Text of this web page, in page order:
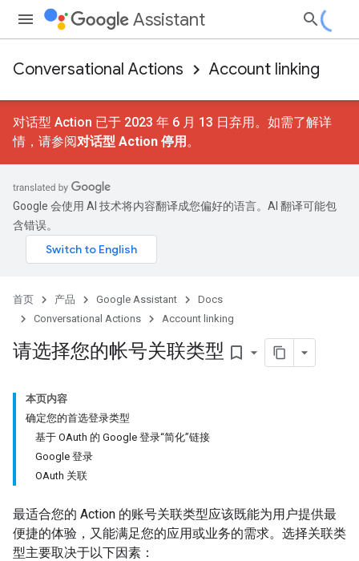
Assistant
Conversational Actions Account linking
对话型 Action 已于 2023 年 6 月 13 日弃用。如需了解详
情，请参阅对话型 Action 停用 。
Google 会使用 AI 技术将内容翻译成您偏好的语言。AI 翻译可能包
含错误。
首页 产品 Google Assistant
Docs
Conversational Actions
Account linking
请选择您的帐号关联类型 bookmark_border
本页内容
确定您的首选登录类型
基于 OAuth 的 Google 登录“简化”链接
Google 登录
OAuth 关联
最适合您的 Action 的账号关联类型应该既能为用户提供最
便捷的体验，又能满足您的应用或业务的需求。选择关联类
型主要取决于以下因素：